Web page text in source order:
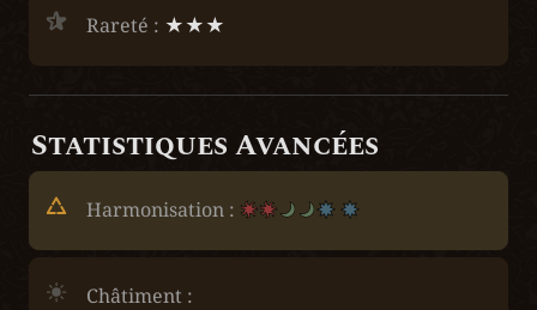
Rareté : ★★★
Statistiques Avancées
Harmonisation :
Châtiment :